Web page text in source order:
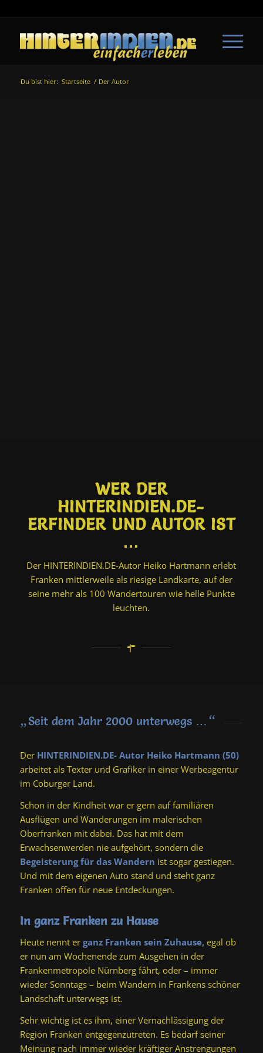
Du bist hier: Startseite / Der Autor
WER DER
HINTERINDIEN.DE-
ERFINDER UND AUTOR IST
…
Der HINTERINDIEN.DE-Autor Heiko Hartmann erlebt
Franken mittlerweile als riesige Landkarte, auf der
seine mehr als 100 Wandertouren wie helle Punkte
leuchten.
„Seit dem Jahr 2000 unterwegs … “
Der HINTERINDIEN.DE- Autor Heiko Hartmann (50)
arbeitet als Texter und Grafiker in einer Werbeagentur
im Coburger Land.
Schon in der Kindheit war er gern auf familiären
Ausflügen und Wanderungen im malerischen
Oberfranken mit dabei. Das hat mit dem
Erwachsenwerden nie aufgehört, sondern die
Begeisterung für das Wandern ist sogar gestiegen.
Und mit dem eigenen Auto stand und steht ganz
Franken offen für neue Entdeckungen.
In ganz Franken zu Hause
Heute nennt er ganz Franken sein Zuhause,egal ob
er nun am Wochenende zum Ausgehen in der
Frankenmetropole Nürnberg fährt, oder – immer
wieder Sonntags – beim Wandern in Frankens schöner
Landschaft unterwegs ist.
Sehr wichtig ist es ihm, einer Vernachlässigung der
Region Franken entgegenzutreten. Es bedarf seiner
Meinung nach immer wieder kräftiger Anstrengungen